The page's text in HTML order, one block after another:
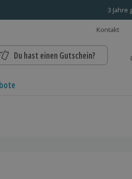
3 Jahre
Kontakt
Du hast einen Gutschein?